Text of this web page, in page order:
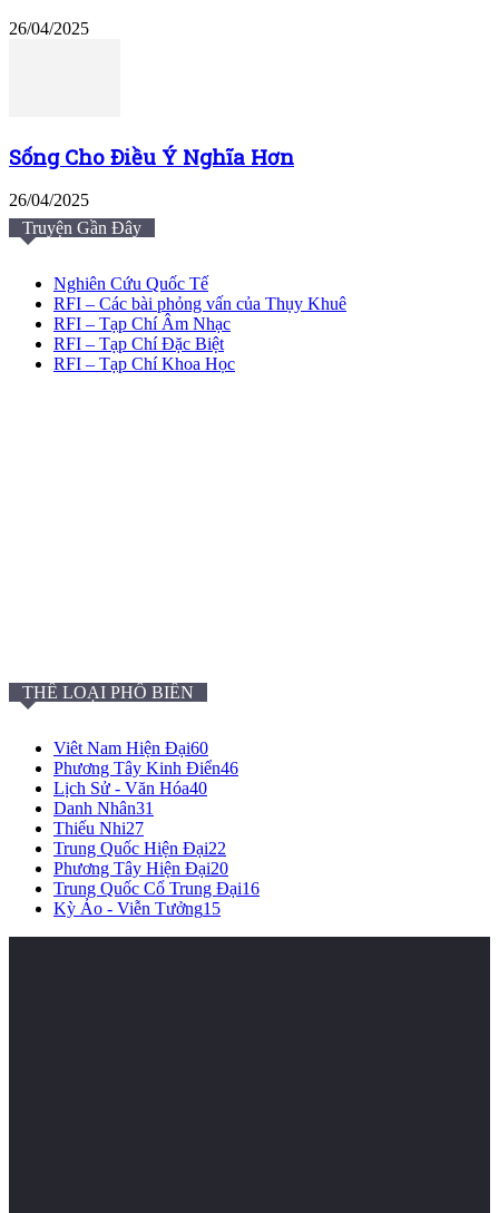
26/04/2025
Sống Cho Điều Ý Nghĩa Hơn
26/04/2025
Truyện Gần Đây
Nghiên Cứu Quốc Tế
RFI – Các bài phỏng vấn của Thụy Khuê
RFI – Tạp Chí Âm Nhạc
RFI – Tạp Chí Đặc Biệt
RFI – Tạp Chí Khoa Học
THỂ LOẠI PHỔ BIẾN
Viêt Nam Hiện Đại60
Phương Tây Kinh Điển46
Lịch Sử - Văn Hóa40
Danh Nhân31
Thiếu Nhi27
Trung Quốc Hiện Đại22
Phương Tây Hiện Đại20
Trung Quốc Cổ Trung Đại16
Kỳ Ảo - Viễn Tưởng15